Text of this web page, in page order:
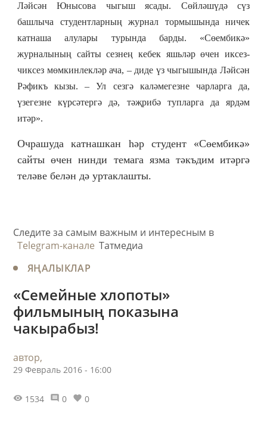
Ләйсән Юнысова чыгыш ясады. Сөйләшүдә сүз
башлыча студентларның журнал тормышында ничек
катнаша алулары турында барды. «Сөембикә»
журналының сайты сезнең кебек яшьләр өчен иксез-
чиксез мөмкинлекләр ача, – диде үз чыгышында Ләйсән
Рәфикъ кызы. – Ул сезгә каләмегезне чарларга да,
үзегезне күрсәтергә дә, тәҗрибә тупларга да ярдәм
итәр».
Очрашуда катнашкан һәр студент «Сөембикә»
сайты өчен нинди темага язма тәкъдим итәргә
теләве белән дә уртаклашты.
Следите за самым важным и интересным в
Telegram-канале Татмедиа
ЯҢАЛЫКЛАР
«Семейные хлопоты»
фильмының показына
чакырабыз!
автор,
29 Февраль 2016 - 16:00
1534 0 0